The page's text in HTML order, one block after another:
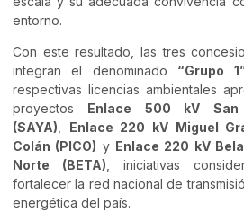
entorno.
Con este resultado, las tres
integran el denominado “Grupo
respectivas licencias ambientales
proyectos Enlace 500 kV San
(SAYA)
Enlace 220 kV Miguel
Colán (PICO) y Enlace 220 kV
Norte (BETA) , iniciativas
fortalecer la red nacional de
energética del país.